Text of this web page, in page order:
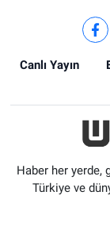
Canlı Yayın
Haber her yerde,
Türkiye ve